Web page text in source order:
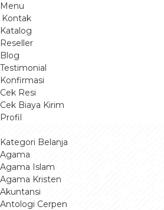
Menu
Kontak
Katalog
Reseller
Blog
Testimonial
Konfirmasi
Cek Resi
Cek Biaya Kirim
Profil
Kategori Belanja
Agama
Agama Islam
Agama Kristen
Akuntansi
Antologi Cerpen